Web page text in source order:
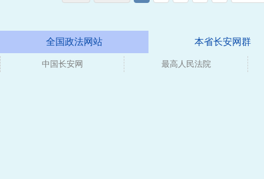
全国政法网站 本省长安网群
中国长安网 最高人民法院